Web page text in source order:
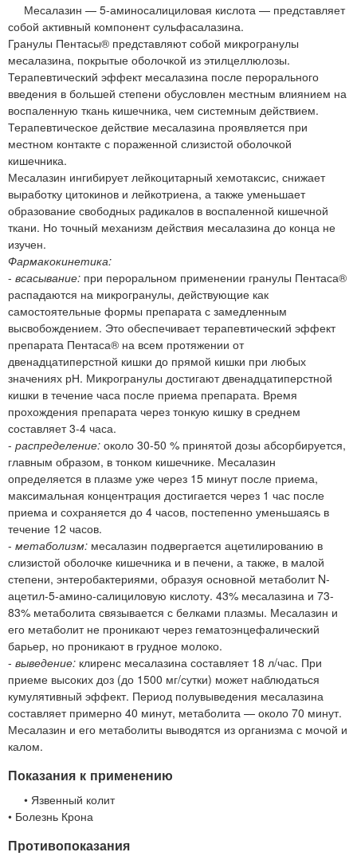
Месалазин — 5-аминосалициловая кислота — представляет
собой активный компонент сульфасалазина.
Гранулы Пентасы® представляют собой микрогранулы
месалазина, покрытые оболочкой из этилцеллюлозы.
Терапевтический эффект месалазина после перорального
введения в большей степени обусловлен местным влиянием на
воспаленную ткань кишечника, чем системным действием.
Терапевтическое действие месалазина проявляется при
местном контакте с пораженной слизистой оболочкой
кишечника.
Месалазин ингибирует лейкоцитарный хемотаксис, снижает
выработку цитокинов и лейкотриена, а также уменьшает
образование свободных радикалов в воспаленной кишечной
ткани. Но точный механизм действия месалазина до конца не
изучен.
Фармакокинетика:
- всасывание: при пероральном применении гранулы Пентаса®
распадаются на микрогранулы, действующие как
самостоятельные формы препарата с замедленным
высвобождением. Это обеспечивает терапевтический эффект
препарата Пентаса® на всем протяжении от
двенадцатиперстной кишки до прямой кишки при любых
значениях рН. Микрогранулы достигают двенадцатиперстной
кишки в течение часа после приема препарата. Время
прохождения препарата через тонкую кишку в среднем
составляет 3-4 часа.
- распределение: около 30-50 % принятой дозы абсорбируется,
главным образом, в тонком кишечнике. Месалазин
определяется в плазме уже через 15 минут после приема,
максимальная концентрация достигается через 1 час после
приема и сохраняется до 4 часов, постепенно уменьшаясь в
течение 12 часов.
- метаболизм: месалазин подвергается ацетилированию в
слизистой оболочке кишечника и в печени, а также, в малой
степени, энтеробактериями, образуя основной метаболит N-
ацетил-5-амино-салициловую кислоту. 43% месалазина и 73-
83% метаболита связывается с белками плазмы. Месалазин и
его метаболит не проникают через гематоэнцефалический
барьер, но проникают в грудное молоко.
- выведение: клиренс месалазина составляет 18 л/час. При
приеме высоких доз (до 1500 мг/сутки) может наблюдаться
кумулятивный эффект. Период полувыведения месалазина
составляет примерно 40 минут, метаболита — около 70 минут.
Месалазин и его метаболиты выводятся из организма с мочой и
калом.
Показания к применению
• Язвенный колит
• Болезнь Крона
Противопоказания